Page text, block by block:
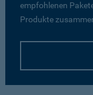
empfohlenen
Produkte